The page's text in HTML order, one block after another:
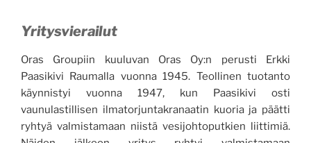
Yritysvierailut
Oras Groupiin kuuluvan Oras Oy:n perusti Erkki
Paasikivi Raumalla vuonna 1945. Teollinen tuotanto
käynnistyi vuonna 1947, kun Paasikivi osti
vaunulastillisen ilmatorjuntakranaatin kuoria ja päätti
ryhtyä valmistamaan niistä vesijohtoputkien liittimiä.